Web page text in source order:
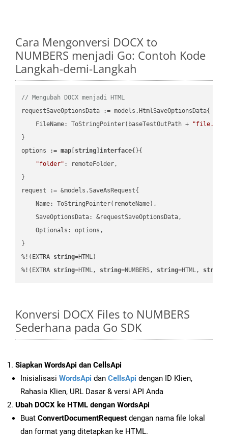
Cara Mengonversi DOCX to
NUMBERS menjadi Go: Contoh Kode
Langkah-demi-Langkah
// Mengubah DOCX menjadi HTML
requestSaveOptionsData := models.HtmlSaveOptionsData{
    FileName: ToStringPointer(baseTestOutPath +
}
options := map string ]interface{}{
"folder" : remoteFolder,
}
request := &models.SaveAsRequest{
    Name: ToStringPointer(remoteName),
    SaveOptionsData: &requestSaveOptionsData,
    Optionals: options,
}
%!(EXTRA string=HTML)
%!(EXTRA string=HTML, string=NUMBERS, string=HTML, string
Konversi DOCX Files to NUMBERS
Sederhana pada Go SDK
Siapkan WordsApi dan CellsApi
Inisialisasi WordsApi dan CellsApi dengan ID Klien,
Rahasia Klien, URL Dasar & versi API Anda
Ubah DOCX ke HTML dengan WordsApi
Buat ConvertDocumentRequest dengan nama file lokal
dan format yang ditetapkan ke HTML.